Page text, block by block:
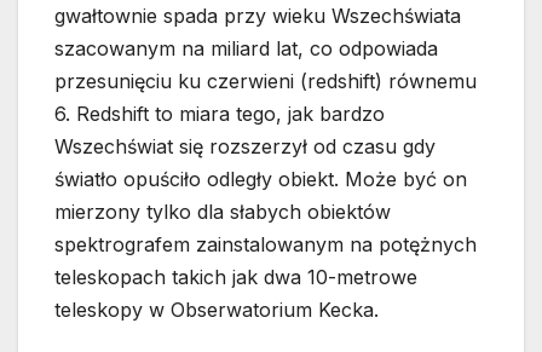
gwałtownie spada przy wieku Wszechświata
szacowanym na miliard lat, co odpowiada
przesunięciu ku czerwieni (redshift) równemu
6. Redshift to miara tego, jak bardzo
Wszechświat się rozszerzył od czasu gdy
światło opuściło odległy obiekt. Może być on
mierzony tylko dla słabych obiektów
spektrografem zainstalowanym na potężnych
teleskopach takich jak dwa 10-metrowe
teleskopy w Obserwatorium Kecka.